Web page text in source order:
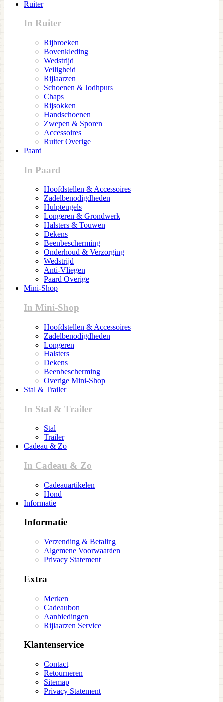
Ruiter
In Ruiter
Rijbroeken
Bovenkleding
Wedstrijd
Veiligheid
Rijlaarzen
Schoenen & Jodhpurs
Chaps
Rijsokken
Handschoenen
Zwepen & Sporen
Accessoires
Ruiter Overige
Paard
In Paard
Hoofdstellen & Accessoires
Zadelbenodigdheden
Hulpteugels
Longeren & Grondwerk
Halsters & Touwen
Dekens
Beenbescherming
Onderhoud & Verzorging
Wedstrijd
Anti-Vliegen
Paard Overige
Mini-Shop
In Mini-Shop
Hoofdstellen & Accessoires
Zadelbenodigdheden
Longeren
Halsters
Dekens
Beenbescherming
Overige Mini-Shop
Stal & Trailer
In Stal & Trailer
Stal
Trailer
Cadeau & Zo
In Cadeau & Zo
Cadeauartikelen
Hond
Informatie
Informatie
Verzending & Betaling
Algemene Voorwaarden
Privacy Statement
Extra
Merken
Cadeaubon
Aanbiedingen
Rijlaarzen Service
Klantenservice
Contact
Retourneren
Sitemap
Privacy Statement